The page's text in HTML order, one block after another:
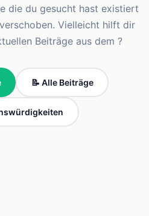
die du gesucht hast existiert
Vielleicht hilft dir
Beiträge aus dem ?
📝 Alle Beiträge